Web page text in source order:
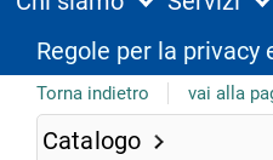
Regole per la privacy
Torna indietro vai alla
Catalogo